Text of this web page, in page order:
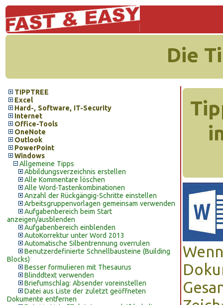
Die
TIPPTREE
Excel
Hard-, Software, IT-Security
Internet
Office-Tools
OneNote
Outlook
PowerPoint
Windows
Allgemeine Tipps
Abbildungsverzeichnis erstellen
Alle Kommentare löschen
Alle Word-Tastenkombinationen
Anzahl der Rückgängig-Schritte einstellen
Arbeitsgruppenvorlagen gemeinsam verwenden
Aufgabenbereich beim Start
anzeigen/ausblenden
Aufgabenbereich einblenden
AutoKorrektur unter Word 2013
Automatische Silbentrennung overrulen
Benutzerdefinierte Schnellbausteine (Building
Blocks)
Besser formulieren mit Thesaurus
Blinddtext verwenden
Briefumschlag: Absender voreinstellen
Datei aus Liste der zuletzt geöffneten
Dokumente entfernen